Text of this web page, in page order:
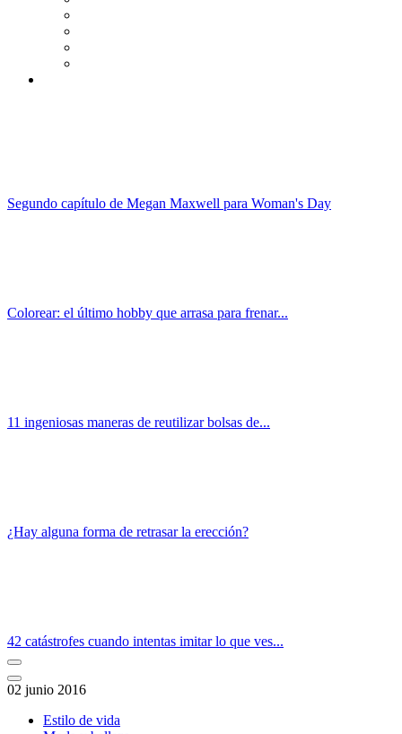
Segundo capítulo de Megan Maxwell para Woman's Day
Colorear: el último hobby que arrasa para frenar...
11 ingeniosas maneras de reutilizar bolsas de...
¿Hay alguna forma de retrasar la erección?
42 catástrofes cuando intentas imitar lo que ves...
02 junio 2016
Estilo de vida